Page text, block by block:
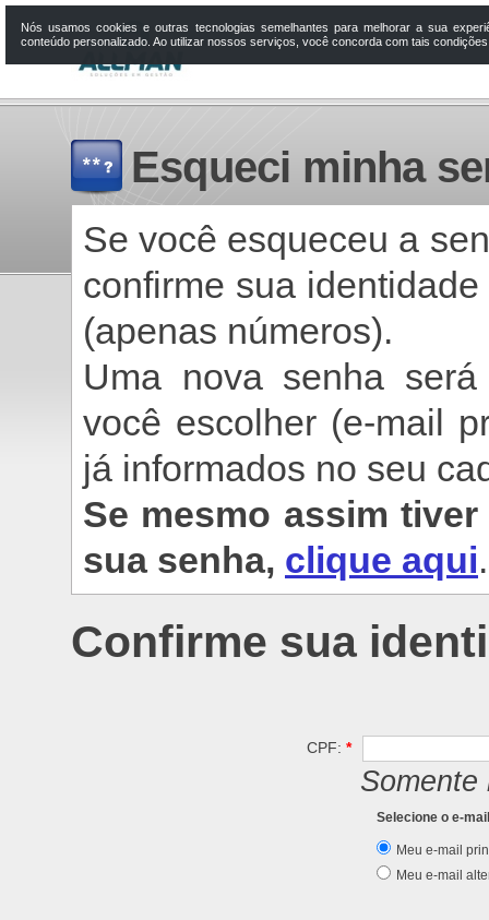
Esqueci minha
Se você esqueceu a
confirme sua
(apenas números).
Uma nova senha
você escolher (e-mail
já informados no seu
Se mesmo assim
sua senha, clique aqui.
Confirme sua
CPF: *
Somente
Selecione o e-
Meu e-mail
Meu e-mail
Nós usamos cookies e outras tecnologias semelhantes para melhorar a sua
conteúdo personalizado. Ao utilizar nossos serviços, você concorda com tais